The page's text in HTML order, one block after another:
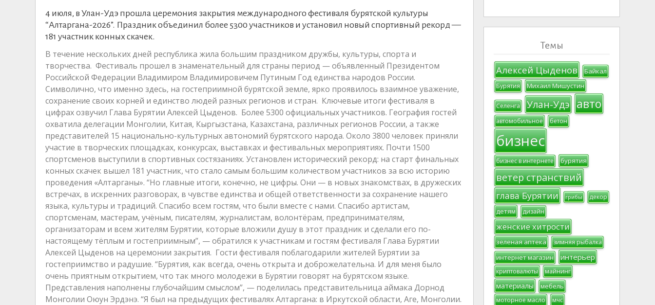
4 июля, в Улан-Удэ прошла церемония закрытия международного фестиваля бурятской культуры
“Алтаргана-2026”. Праздник объединил более 5300 участников и установил новый спортивный рекорд —
181 участник конных скачек.
В течение нескольких дней республика жила большим праздником дружбы, культуры, спорта и
творчества. Фестиваль прошел в знаменательный для страны период — объявленный Президентом
Российской Федерации Владимиром Владимировичем Путиным Год единства народов России.
Символично, что именно здесь, на гостеприимной бурятской земле, ярко проявилось взаимное уважение,
сохранение своих корней и единство людей разных регионов и стран. Ключевые итоги фестиваля в
цифрах озвучил Глава Бурятии Алексей Цыденов. Более 5300 официальных участников. География гостей
охватила делегации Монголии, Китая, Кыргызстана, Казахстана, различных регионов России, а также
представителей 15 национально-культурных автономий бурятского народа. Около 3800 человек приняли
участие в творческих площадках, конкурсах, выставках и фестивальных мероприятиях. Почти 1500
спортсменов выступили в спортивных состязаниях. Установлен исторический рекорд: на старт финальных
конных скачек вышел 181 участник, что стало самым большим количеством участников за всю историю
проведения «Алтарганы». “Но главные итоги, конечно, не цифры. Они — в новых знакомствах, в дружеских
встречах, в искренних разговорах, в чувстве единства и общей ответственности за сохранение нашего
языка, культуры и традиций. Спасибо всем гостям, что были вместе с нами. Спасибо артистам,
спортсменам, мастерам, учёным, писателям, журналистам, волонтёрам, предпринимателям,
организаторам и всем жителям Бурятии, которые вложили душу в этот праздник и сделали его по-
настоящему тёплым и гостеприимным”, — обратился к участникам и гостям фестиваля Глава Бурятии
Алексей Цыденов на церемонии закрытия. Гости фестиваля поблагодарили жителей Бурятии за
гостеприимство и радушие. “Бурятия, как всегда, очень открыта и доброжелательна. И для меня было
очень приятным открытием, что так много молодежи в Бурятии говорят на бурятском языке.
Представления наполнены глубочайшим смыслом”, — поделилась представительница аймака Дорнод
Монголии Оюун Эрдэнэ. “Я был на предыдущих фестивалях Алтаргана: в Иркутской области, Аге, Монголии.
Темы
Алексей Цыденов Байкал
Бурятия Михаил Мишустин
Селенга Улан-Удэ авто
автомобильное бетон
бизнес
бизнес в интернете бурятия
ветер странствий
глава Бурятии грибы декор
детям дизайн
женские хитрости
зеленая аптека зимняя рыбалка
интернет магазин интерьер
криптовалюты майнинг
материалы мебель
моторное масло
мчс